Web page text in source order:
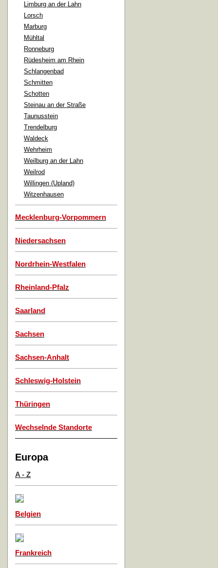
Limburg an der Lahn
Lorsch
Marburg
Mühltal
Ronneburg
Rüdesheim am Rhein
Schlangenbad
Schmitten
Schotten
Steinau an der Straße
Taunusstein
Trendelburg
Waldeck
Wehrheim
Weilburg an der Lahn
Weilrod
Willingen (Upland)
Witzenhausen
Mecklenburg-Vorpommern
Niedersachsen
Nordrhein-Westfalen
Rheinland-Pfalz
Saarland
Sachsen
Sachsen-Anhalt
Schleswig-Holstein
Thüringen
Wechselnde Standorte
Europa
A - Z
Belgien
Frankreich